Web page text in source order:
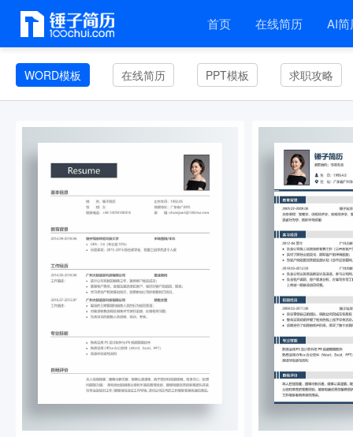
首页 在线简历 AI简
WORD模板 在线简历 PPT模板 求职攻略